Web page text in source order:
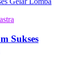
Sukses